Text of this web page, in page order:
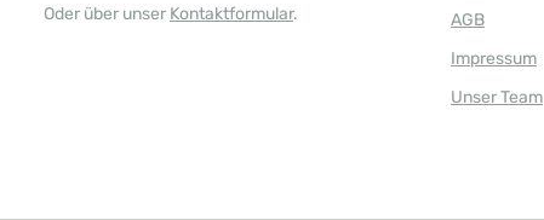
Oder über unser Kontaktformular.
AGB
Impressum
Unser Team